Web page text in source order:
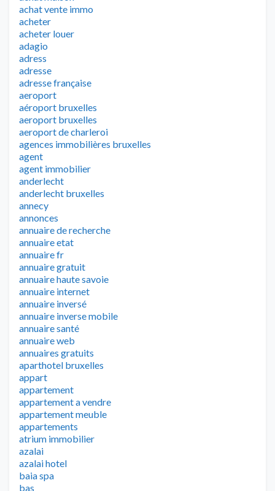
achat vente immo
acheter
acheter louer
adagio
adress
adresse
adresse française
aeroport
aéroport bruxelles
aeroport bruxelles
aeroport de charleroi
agences immobilières bruxelles
agent
agent immobilier
anderlecht
anderlecht bruxelles
annecy
annonces
annuaire de recherche
annuaire etat
annuaire fr
annuaire gratuit
annuaire haute savoie
annuaire internet
annuaire inversé
annuaire inverse mobile
annuaire santé
annuaire web
annuaires gratuits
aparthotel bruxelles
appart
appartement
appartement a vendre
appartement meuble
appartements
atrium immobilier
azalai
azalai hotel
baia spa
bas